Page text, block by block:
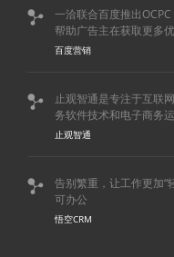

一洽联合百度推出
帮助广告主在获取更多
百度营销

止观智通是专注于互联
务软件技术和电子商务
止观智通

告别繁重，让工作更加“
可办公
悟空CRM